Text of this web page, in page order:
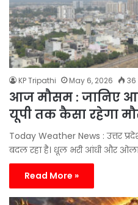
KP Tripathi May 6, 2026 36
आज मौसम : जानिए
यूपी तक कैसा रहेगा
Today Weather News : उत्तर
बदल रहा है। धूल भरी आंधी और
Read More »